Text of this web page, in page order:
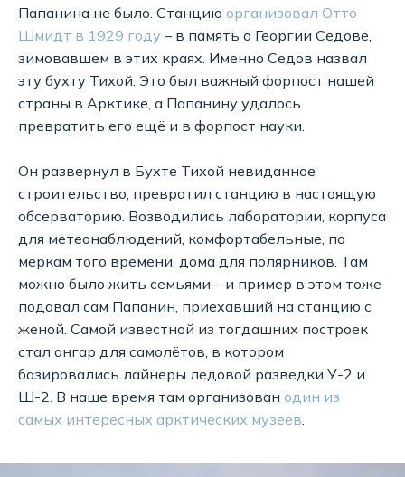
Папанина не было. Станцию организовал Отто
Шмидт в 1929 году – в память о Георгии Седове,
зимовавшем в этих краях. Именно Седов назвал
эту бухту Тихой. Это был важный форпост нашей
страны в Арктике, а Папанину удалось
превратить его ещё и в форпост науки.
Он развернул в Бухте Тихой невиданное
строительство, превратил станцию в настоящую
обсерваторию. Возводились лаборатории, корпуса
для метеонаблюдений, комфортабельные, по
меркам того времени, дома для полярников. Там
можно было жить семьями – и пример в этом тоже
подавал сам Папанин, приехавший на станцию с
женой. Самой известной из тогдашних построек
стал ангар для самолётов, в котором
базировались лайнеры ледовой разведки У-2 и
Ш-2. В наше время там организован один из
самых интересных арктических музеев